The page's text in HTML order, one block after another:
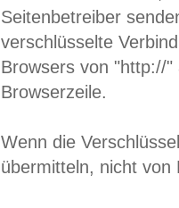
Seitenbetreiber
verschlüsselte
Browsers von "http://
Browserzeile.
Wenn die
übermitteln, nicht von